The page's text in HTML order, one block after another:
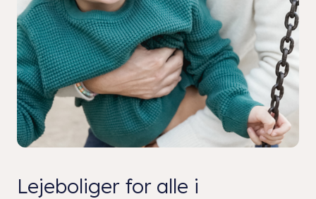
Lejeboliger for alle i